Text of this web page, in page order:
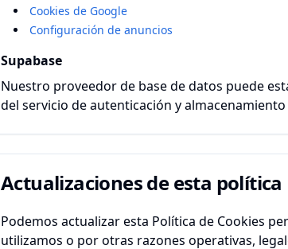
Cookies de Google
Configuración de anuncios
Supabase
Nuestro proveedor de base de datos puede
del servicio de autenticación y
Actualizaciones de esta política
Podemos actualizar esta Política de Cookies
utilizamos o por otras razones operativas,